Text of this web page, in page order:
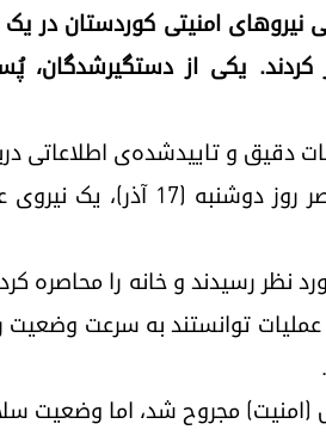
دسامبر ۲۰۲۵ (۱٧ آذر ۱۴۰۴ شمسی نیروهای امنیتی
یکی از دستگیرشدگان،
دقیق و تاییدشده‌ی اطلاعاتی
هسته‌ی خفته‌ی داعش در خانه‌ای در استان حلبچه،
نظر رسیدند و خانه را محاصره
عملیات توانستند به سرعت وضعیت
(امنیت) مجروح شد، اما وضعیت